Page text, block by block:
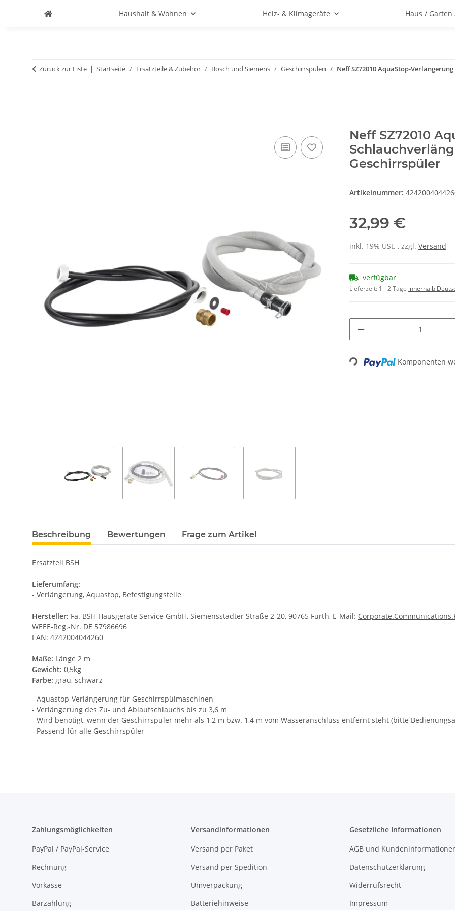
Haushalt & Wohnen Heiz- & Klimageräte Haus / Garten
Zurück zur Liste Startseite Ersatzteile & Zubehör Bosch und Siemens Geschirrspülen Neff SZ72010 AquaStop-
Neff SZ72010
Geschirrspüler
Artikelnummer:
32,99 €
inkl. 19% USt. , zzgl. Versand
verfügbar
Lieferzeit: 1 - 2 Tage innerhalb
Loading... Komponenten
Beschreibung Bewertungen Frage zum Artikel
Ersatzteil BSH
Lieferumfang:
- Verlängerung, Aquastop, Befestigungsteile
Hersteller: Fa. BSH Hausgeräte Service GmbH, Siemensstädter Straße 2-20, 90765 Fürth, E-Mail:
WEEE-Reg.-Nr. DE 57986696
EAN: 4242004044260
Maße: Länge 2 m
Gewicht: 0,5kg
Farbe: grau, schwarz
- Aquastop-Verlängerung für Geschirrspülmaschinen
- Verlängerung des Zu- und Ablaufschlauchs bis zu 3,6 m
- Wird benötigt, wenn der Geschirrspüler mehr als 1,2 m bzw. 1,4 m vom Wasseranschluss entfernt steht (bitte
- Passend für alle Geschirrspüler
Zahlungsmöglichkeiten
PayPal / PayPal-Service
Rechnung
Vorkasse
Barzahlung
Versandinformationen
Versand per Paket
Versand per Spedition
Umverpackung
Batteriehinweise
Gesetzliche Informationen
AGB und
Datenschutzerklärung
Widerrufsrecht
Impressum